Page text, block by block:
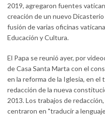
2019, agregaron fuentes
creación de un nuevo Dicasterio
fusión de varias oficinas
Educación y Cultura.
El Papa se reunió ayer, por
de Casa Santa Marta con el
en la reforma de la Iglesia, en
redacción de la nueva
2013. Los trabajos de
centraron en "traducir a